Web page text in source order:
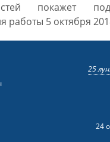
покажет
работы 5 октября
25
24